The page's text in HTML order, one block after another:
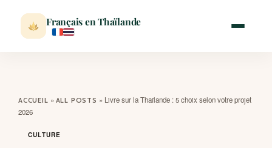
Français en Thaïlande
ACCUEIL » ALL POSTS » Livre sur la Thaïlande : 5 choix selon votre projet
2026
CULTURE